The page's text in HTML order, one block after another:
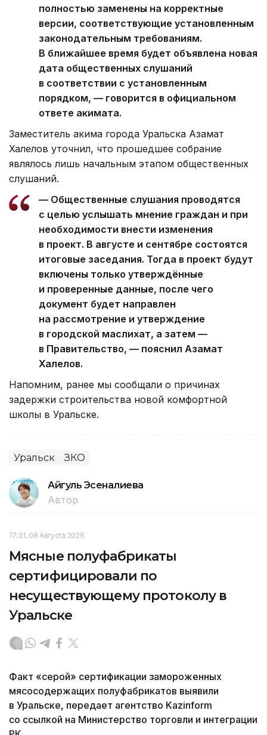
полностью заменены на корректные
версии, соответствующие установленным
законодательным требованиям.
В ближайшее время будет объявлена новая
дата общественных слушаний
в соответствии с установленным
порядком, — говорится в официальном
ответе акимата.
Заместитель акима города Уральска Азамат
Халелов уточнил, что прошедшее собрание
являлось лишь начальным этапом общественных
слушаний.
— Общественные слушания проводятся
с целью услышать мнение граждан и при
необходимости внести изменения
в проект. В августе и сентябре состоятся
итоговые заседания. Тогда в проект будут
включены только утверждённые
и проверенные данные, после чего
документ будет направлен
на рассмотрение и утверждение
в городской маслихат, а затем —
в Правительство, — пояснил Азамат
Халелов.
Напомним, ранее мы сообщали о причинах
задержки строительства новой комфортной
школы в Уральске.
Уральск ЗКО
Айгуль Эсеналиева
Автор
17:31, 08 Августа 2026
Мясные полуфабрикаты
сертифицировали по
несуществующему протоколу в
Уральске
Факт «серой» сертификации замороженных
мясосодержащих полуфабрикатов выявили
в Уральске, передает агентство Kazinform
со ссылкой на Министерство торговли и интеграции